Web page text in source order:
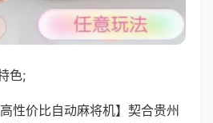
色;
高性价比自动麻将机】契合贵州